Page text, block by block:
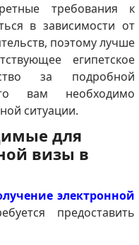
требования к
в зависимости от
поэтому лучше
египетское
за подробной
вам необходимо
ситуации.
для
визы в
электронной
предоставить